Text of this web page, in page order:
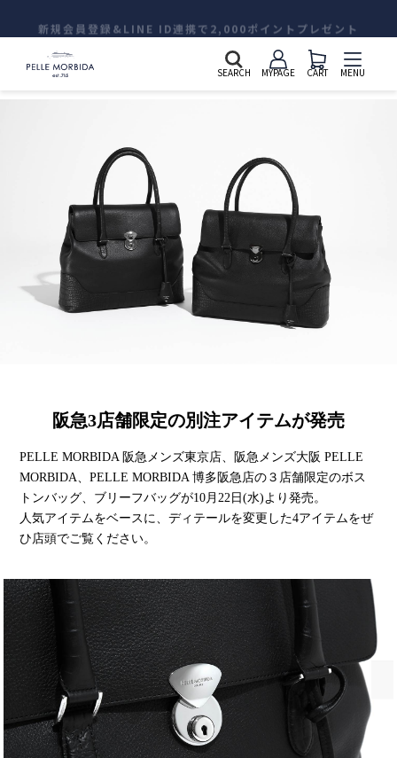
新規会員登録&LINE ID連携で2,000ポイントプレゼント
SEARCH MYPAGE CART MENU
阪急3店舗限定の別注アイテムが発売
PELLE MORBIDA 阪急メンズ東京店、阪急メンズ大阪 PELLE
MORBIDA、PELLE MORBIDA 博多阪急店の３店舗限定のボス
トンバッグ、ブリーフバッグが10月22日(水)より発売。
人気アイテムをベースに、ディテールを変更した4アイテムをぜ
ひ店頭でご覧ください。